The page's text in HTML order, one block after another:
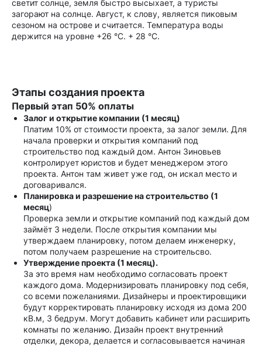
светит солнце, земля быстро высыхает, а туристы
загорают на солнце. Август, к слову, является пиковым
сезоном на острове и считается. Температура воды
держится на уровне +26 °С. + 28 °С.
Этапы создания проекта
Первый этап 50% оплаты
Залог и открытие компании (1 месяц)
Платим 10% от стоимости проекта, за залог земли. Для
начала проверки и открытия компаний под
строительство под каждый дом. Антон Зиновьев
контролирует юристов и будет менеджером этого
проекта. Антон там живет уже год, он искал место и
договаривался.
Планировка и разрешение на строительство (1
месяц)
Проверка земли и открытие компаний под каждый дом
займёт 3 недели. После открытия компании мы
утверждаем планировку, потом делаем инженерку,
потом получаем разрешение на строительсво.
Утверждение проекта (1 месяц).
За это время нам необходимо согласовать проект
каждого дома. Модернизировать планировку под себя,
со всеми пожеланиями. Дизайнеры и проектировщики
будут корректировать планировку исходя из дома 200
кВ.м, 3 бедрум. Могут добавить кабинет или расширить
комнаты по желанию. Дизайн проект внутренний
отделки, декора, делается и согласовывается начиная